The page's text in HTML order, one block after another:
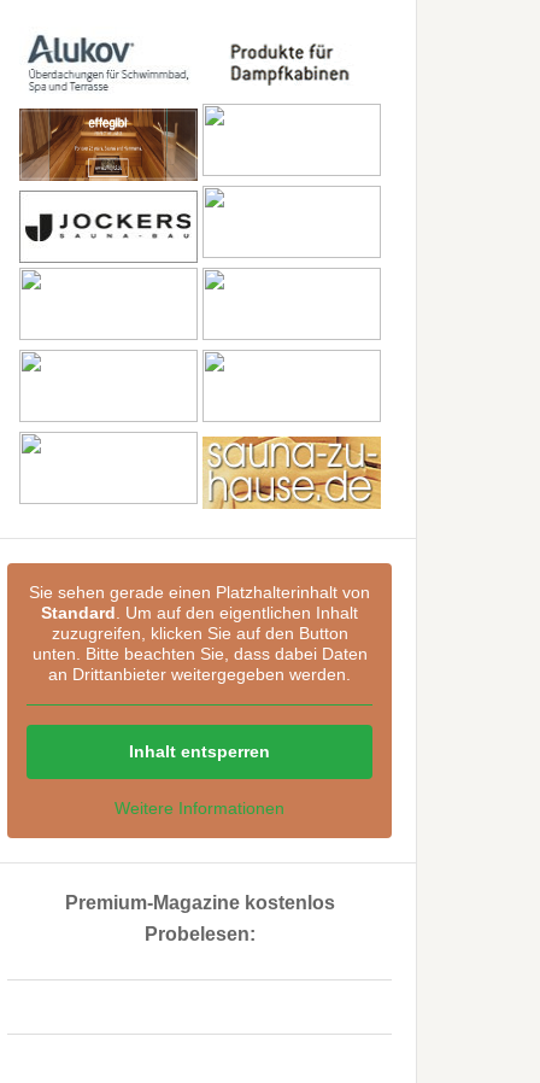
Sie sehen gerade einen Platzhalterinhalt von
Standard . Um auf den eigentlichen Inhalt
zuzugreifen, klicken Sie auf den Button
unten. Bitte beachten Sie, dass dabei Daten
an Drittanbieter weitergegeben werden.
Inhalt entsperren
Weitere Informationen
Premium-Magazine kostenlos
Probelesen: